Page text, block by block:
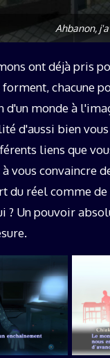
Ahbanon,
ont déjà pris
chacune
monde à
d'aussi bien
liens que
vous convaincre
du réel comme
? Un pouvoir